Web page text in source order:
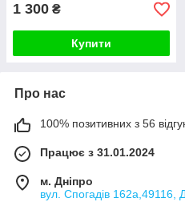
1 300 ₴
Купити
Про нас
100% позитивних з 56
Працює з 31.01.2024
м. Дніпро
вул. Спогадів 162а,49116,